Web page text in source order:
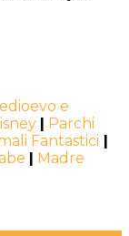
e
Parchi
Fantastici
Madre